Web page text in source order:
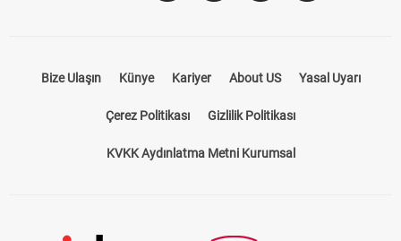
Bize Ulaşın Künye Kariyer About US Yasal Uyarı
Çerez Politikası Gizlilik Politikası
KVKK Aydınlatma Metni Kurumsal